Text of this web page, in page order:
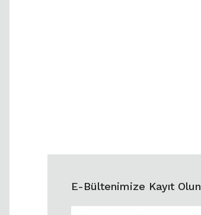
E-Bültenimize Kayıt Olun